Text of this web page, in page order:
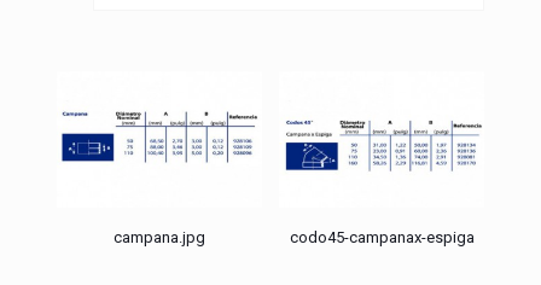
campana.jpg codo45-campanax-espiga